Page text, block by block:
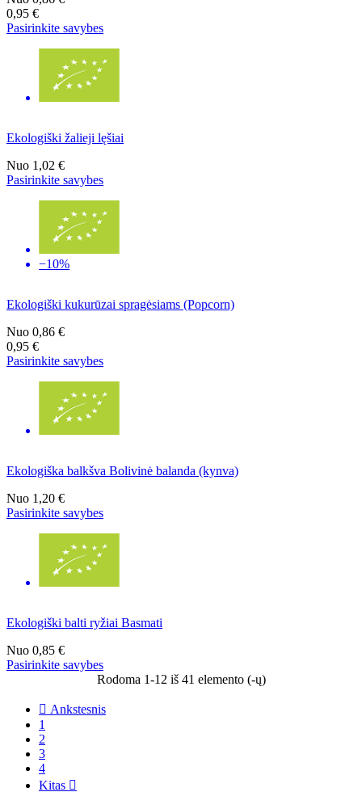
0,95 €
Pasirinkite savybes
Ekologiški žalieji lęšiai
Nuo 1,02 €
Pasirinkite savybes
−10%
Ekologiški kukurūzai spragėsiams (Popcorn)
Nuo 0,86 €
0,95 €
Pasirinkite savybes
Ekologiška balkšva Bolivinė balanda (kynva)
Nuo 1,20 €
Pasirinkite savybes
Ekologiški balti ryžiai Basmati
Nuo 0,85 €
Pasirinkite savybes
Rodoma 1-12 iš 41 elemento (-ų)
 Ankstesnis
1
2
3
4
Kitas 